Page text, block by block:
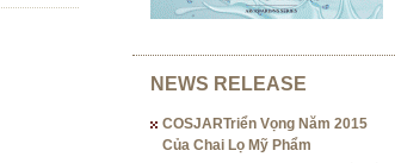
NEWS RELEASE
COSJARTriển Vọng Năm 2015
Của Chai Lọ Mỹ Phẩm